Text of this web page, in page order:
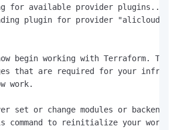
for available provider plugins...
plugin for provider "alicloud"
begin working with Terraform.
that are required for your
work.
set or change modules or backend
command to reinitialize your